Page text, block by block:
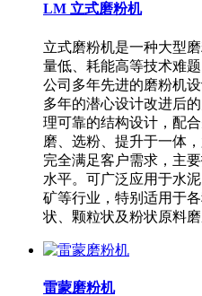
LM 立式磨粉机
立式磨粉机是一种大型
量低、耗能高等技术难
公司多年先进的磨粉机
多年的潜心设计改进后
理可靠的结构设计，配
磨、选粉、提升于一体
完全满足客户需求，主
水平。可广泛应用于水
矿等行业，特别适用于
状、颗粒状及粉状原料
雷蒙磨粉机